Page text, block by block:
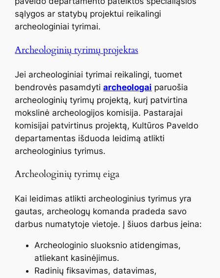
sąlygos ar statybų projektui reikalingi
archeologiniai tyrimai.
Archeologinių tyrimų projektas
Jei archeologiniai tyrimai reikalingi, tuomet
bendrovės pasamdytiarcheologai paruošia
archeologinių tyrimų projektą, kurį patvirtina
mokslinė archeologijos komisija. Pastarajai
komisijai patvirtinus projektą, Kultūros Paveldo
departamentas išduoda leidimą atlikti
archeologinius tyrimus.
Archeologinių tyrimų eiga
Kai leidimas atlikti archeologinius tyrimus yra
gautas, archeologų komanda pradeda savo
darbus numatytoje vietoje. Į šiuos darbus įeina:
Archeologinio sluoksnio atidengimas,
atliekant kasinėjimus.
Radinių fiksavimas, datavimas,